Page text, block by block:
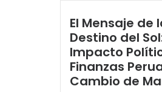
El Mensaje de
Destino del
Impacto
Finanzas
Cambio de